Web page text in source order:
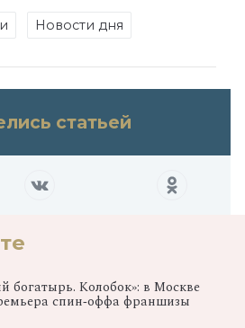
Новости дня
статьей
богатырь. Колобок»: в Москве
спин‑оффа франшизы